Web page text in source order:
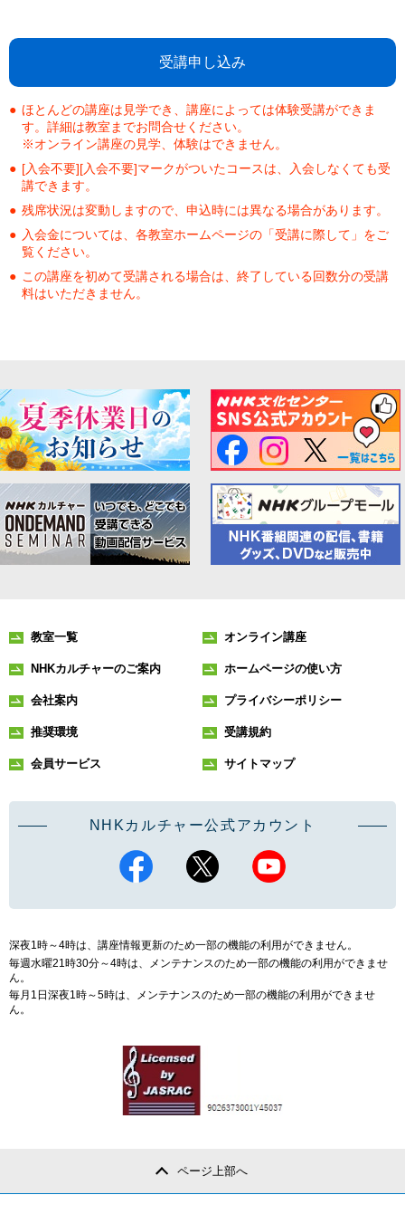
受講申し込み
ほとんどの講座は見学でき、講座によっては体験受講ができま
す。詳細は教室までお問合せください。
※オンライン講座の見学、体験はできません。
[入会不要][入会不要]マークがついたコースは、入会しなくても受
講できます。
残席状況は変動しますので、申込時には異なる場合があります。
入会金については、各教室ホームページの「受講に際して」をご
覧ください。
この講座を初めて受講される場合は、終了している回数分の受講
料はいただきません。
教室一覧 オンライン講座
NHKカルチャーのご案内 ホームページの使い方
会社案内 プライバシーポリシー
推奨環境 受講規約
会員サービス サイトマップ
NHKカルチャー公式アカウント
深夜1時～4時は、講座情報更新のため一部の機能の利用ができません。
毎週水曜21時30分～4時は、メンテナンスのため一部の機能の利用ができませ
ん。
毎月1日深夜1時～5時は、メンテナンスのため一部の機能の利用ができませ
ん。
ページ上部へ